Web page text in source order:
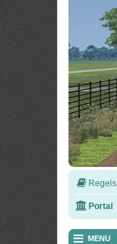
Regels
Portal
MENU